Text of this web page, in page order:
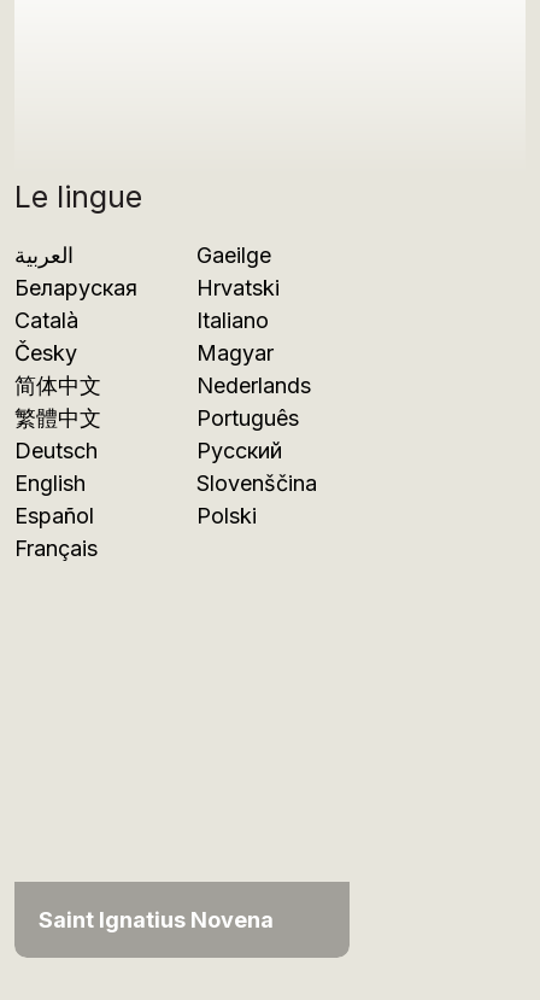
Le lingue
العربية
Беларуская
Català
Česky
简体中文
繁體中文
Deutsch
English
Español
Français
Gaeilge
Hrvatski
Italiano
Magyar
Nederlands
Português
Русский
Slovenščina
Polski
Saint Ignatius Novena